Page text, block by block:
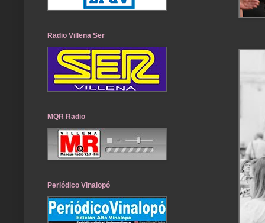
Radio Villena Ser
MQR Radio
Periódico Vinalopó